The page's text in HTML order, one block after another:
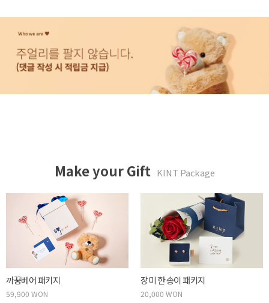
Make your Gift KINT Package
까꿍베어 패키지
59,900 WON
장미 한 송이 패키지
20,000 WON